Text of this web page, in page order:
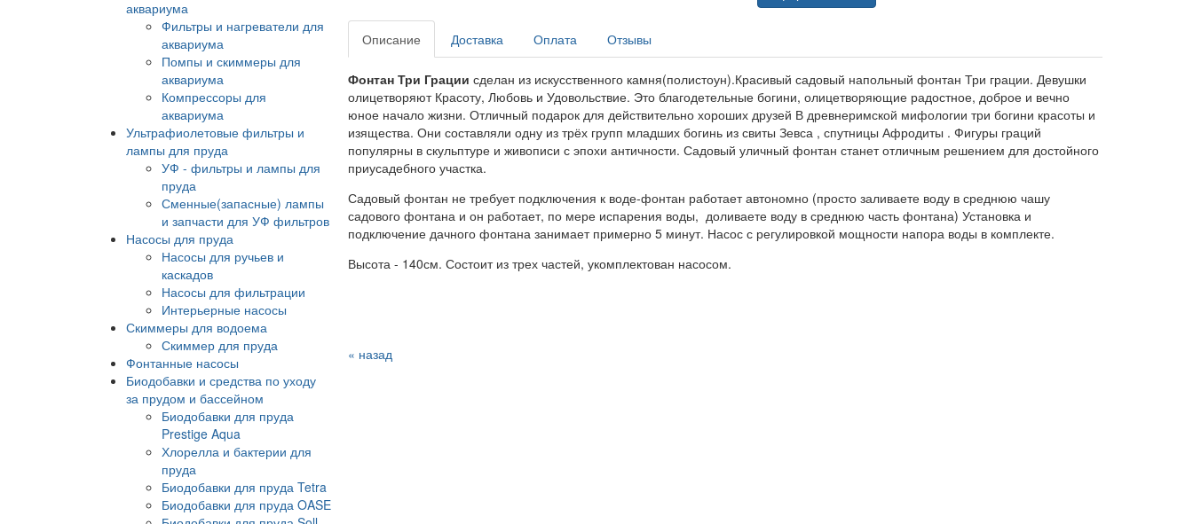
аквариума
Фильтры и нагреватели для
аквариума
Помпы и скиммеры для
аквариума
Компрессоры для
аквариума
Ультрафиолетовые фильтры и
лампы для пруда
УФ - фильтры и лампы для
пруда
Сменные(запасные) лампы
и запчасти для УФ фильтров
Насосы для пруда
Насосы для ручьев и
каскадов
Насосы для фильтрации
Интерьерные насосы
Скиммеры для водоема
Скиммер для пруда
Фонтанные насосы
Биодобавки и средства по уходу
за прудом и бассейном
Биодобавки для пруда
Prestige Aqua
Хлорелла и бактерии для
пруда
Биодобавки для пруда Tetra
Биодобавки для пруда OASE
Описание Доставка Оплата Отзывы
Фонтан Три Грации сделан из искусственного камня(полистоун).Красивый садовый напольный фонтан Три грации. Девушки
олицетворяют Красоту, Любовь и Удовольствие. Это благодетельные богини, олицетворяющие радостное, доброе и вечно
юное начало жизни. Отличный подарок для действительно хороших друзей В древнеримской мифологии три богини красоты и
изящества. Они составляли одну из трёх групп младших богинь из свиты Зевса , спутницы Афродиты . Фигуры граций
популярны в скульптуре и живописи с эпохи античности. Садовый уличный фонтан станет отличным решением для достойного
приусадебного участка.
Садовый фонтан не требует подключения к воде-фонтан работает автономно (просто заливаете воду в среднюю чашу
садового фонтана и он работает, по мере испарения воды, доливаете воду в среднюю часть фонтана) Установка и
подключение дачного фонтана занимает примерно 5 минут. Насос с регулировкой мощности напора воды в комплекте.
Высота - 140см. Состоит из трех частей, укомплектован насосом.
« назад